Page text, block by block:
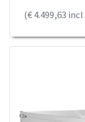
(€ 4.499,63